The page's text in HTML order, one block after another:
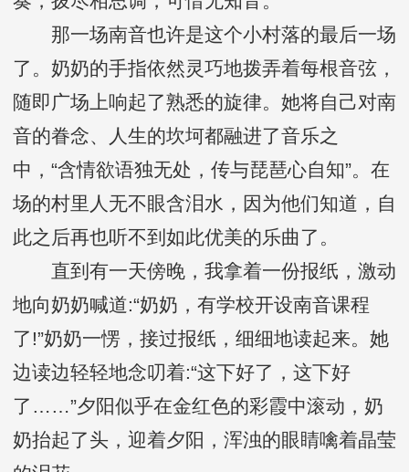
那一场南音也许是这个小村落的最后一场
了。奶奶的手指依然灵巧地拨弄着每根音弦，
随即广场上响起了熟悉的旋律。她将自己对南
音的眷念、人生的坎坷都融进了音乐之
中，“含情欲语独无处，传与琵琶心自知”。在
场的村里人无不眼含泪水，因为他们知道，自
此之后再也听不到如此优美的乐曲了。
直到有一天傍晚，我拿着一份报纸，激动
地向奶奶喊道:“奶奶，有学校开设南音课程
了!”奶奶一愣，接过报纸，细细地读起来。她
边读边轻轻地念叨着:“这下好了，这下好
了……”夕阳似乎在金红色的彩霞中滚动，奶
奶抬起了头，迎着夕阳，浑浊的眼睛噙着晶莹